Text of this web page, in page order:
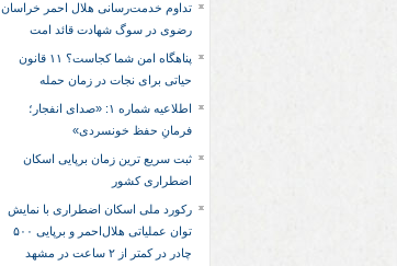
تداوم خدمت‌رسانی هلال احمر خراسان
رضوی در سوگ شهادت قائد امت
پناهگاه امن شما کجاست؟ ۱۱ قانون
حیاتی برای نجات در زمان حمله
اطلاعیه شماره ۱: «صدای انفجار؛
فرمانِ حفظ خونسردی»
ثبت سریع‌ ترین زمان برپایی اسکان
اضطراری کشور
رکورد ملی اسکان اضطراری با نمایش
توان عملیاتی هلال‌احمر و برپایی ۵۰۰
چادر در کمتر از ۲ ساعت در مشهد